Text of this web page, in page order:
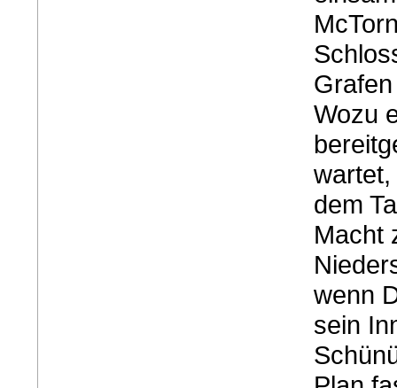
Wozu
dem
Macht
wenn
sein